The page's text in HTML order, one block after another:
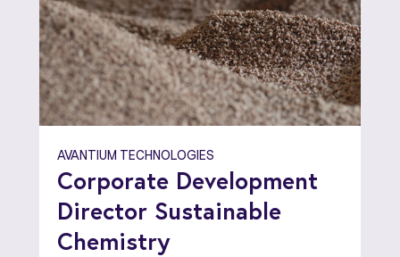
AVANTIUM TECHNOLOGIES
Corporate Development
Director Sustainable
Chemistry